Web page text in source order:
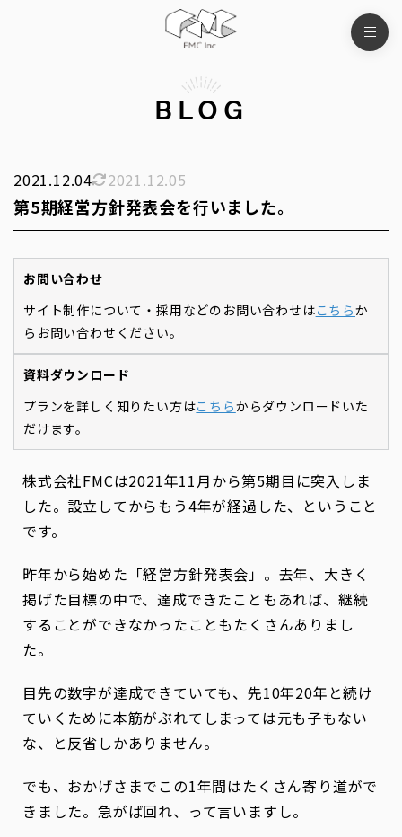
BLOG
2021.12.04 2021.12.05
第5期経営方針発表会を行いました。
お問い合わせ
サイト制作について・採用などのお問い合わせはこちらか
らお問い合わせください。
資料ダウンロード
プランを詳しく知りたい方はこちらからダウンロードいた
だけます。
株式会社FMCは2021年11月から第5期目に突入しま
した。設立してからもう4年が経過した、ということ
です。
昨年から始めた「経営方針発表会」。去年、大きく
掲げた目標の中で、達成できたこともあれば、継続
することができなかったこともたくさんありまし
た。
目先の数字が達成できていても、先10年20年と続け
ていくために本筋がぶれてしまっては元も子もない
な、と反省しかありません。
でも、おかげさまでこの1年間はたくさん寄り道がで
きました。急がば回れ、って言いますし。